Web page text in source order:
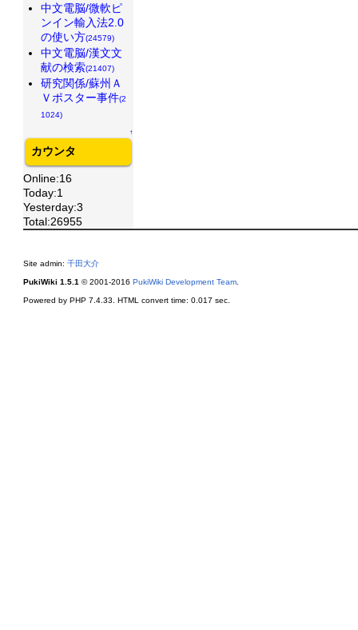
中文電脳/微軟ピ
ンイン輸入法2.0
の使い方(24579)
中文電脳/漢文文
献の検索(21407)
研究関係/蘇州Ａ
Ｖポスター事件(2
1024)
↑
カウンタ
Online:16
Today:1
Yesterday:3
Total:26955
Site admin: 千田大介
PukiWiki 1.5.1 © 2001-2016 PukiWiki Development Team
Powered by PHP 7.4.33. HTML convert time: 0.017 sec.